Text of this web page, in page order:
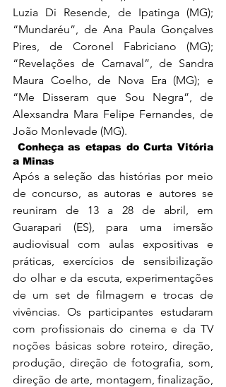
Luzia Di Resende, de Ipatinga (MG);
“Mundaréu”, de Ana Paula Gonçalves
Pires, de Coronel Fabriciano (MG);
“Revelações de Carnaval”, de Sandra
Maura Coelho, de Nova Era (MG); e
“Me Disseram que Sou Negra”, de
Alexsandra Mara Felipe Fernandes, de
João Monlevade (MG).
Conheça as etapas do Curta Vitória
a Minas
Após a seleção das histórias por meio
de concurso, as autoras e autores se
reuniram de 13 a 28 de abril, em
Guarapari (ES), para uma imersão
audiovisual com aulas expositivas e
práticas, exercícios de sensibilização
do olhar e da escuta, experimentações
de um set de filmagem e trocas de
vivências. Os participantes estudaram
com profissionais do cinema e da TV
noções básicas sobre roteiro, direção,
produção, direção de fotografia, som,
direção de arte, montagem, finalização,